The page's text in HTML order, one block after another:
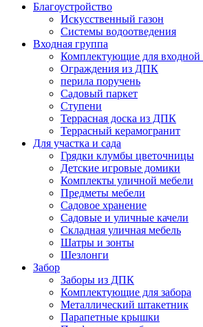
Благоустройство
Искусственный газон
Системы водоотведения
Входная группа
Комплектующие для
Ограждения из ДПК
перила поручень
Садовый паркет
Ступени
Террасная доска из ДПК
Террасный керамогранит
Для участка и сада
Грядки клумбы цветочницы
Детские игровые домики
Комплекты уличной мебели
Предметы мебели
Садовое хранение
Садовые и уличные качели
Складная уличная мебель
Шатры и зонты
Шезлонги
Забор
Заборы из ДПК
Комплектующие для забора
Металлический штакетник
Парапетные крышки